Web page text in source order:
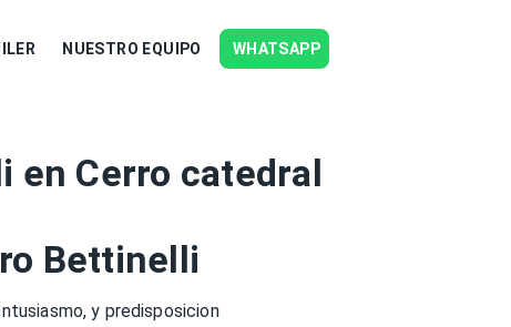
NUESTRO EQUIPO WHATSAPP
en Cerro catedral
Bettinelli
y predisposicion